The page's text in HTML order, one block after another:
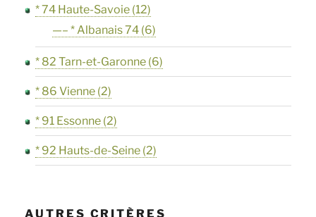
* 74 Haute-Savoie (12)
—– * Albanais 74 (6)
* 82 Tarn-et-Garonne (6)
* 86 Vienne (2)
* 91 Essonne (2)
* 92 Hauts-de-Seine (2)
AUTRES CRITÈRES